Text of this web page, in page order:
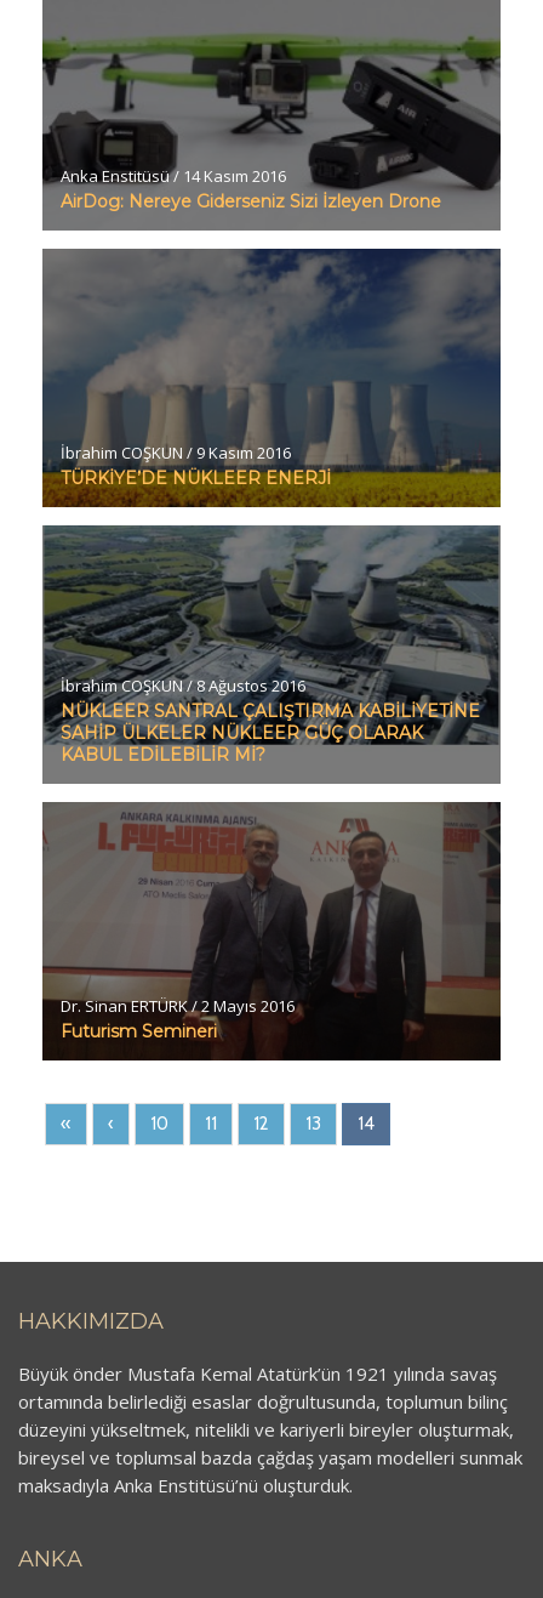
Anka Enstitüsü/ 14 Kasım 2016
AirDog: Nereye Giderseniz Sizi İzleyen Drone
İbrahim COŞKUN / 9 Kasım 2016
TÜRKİYE’DE NÜKLEER ENERJİ
İbrahim COŞKUN/8 Ağustos 2016
NÜKLEER SANTRAL ÇALIŞTIRMA KABİLİYETİNE
SAHİP ÜLKELER NÜKLEER GÜÇ OLARAK
KABUL EDİLEBİLİR Mİ?
Dr. Sinan ERTÜRK/2 Mayıs 2016
Futurism Semineri
« ‹ 10 11 12 13 14
HAKKIMIZDA
Büyük önder Mustafa Kemal Atatürk’ün 1921 yılında savaş
ortamında belirlediği esaslar doğrultusunda, toplumun bilinç
düzeyini yükseltmek, nitelikli ve kariyerli bireyler oluşturmak,
bireysel ve toplumsal bazda çağdaş yaşam modelleri sunmak
maksadıyla Anka Enstitüsü’nü oluşturduk.
ANKA